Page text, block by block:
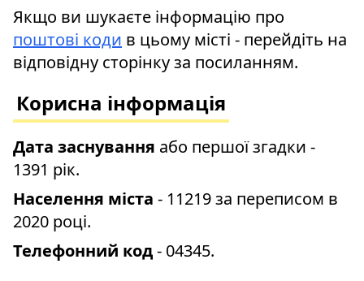
Якщо ви шукаєте інформацію про
поштові коди в цьому місті - перейдіть на
відповідну сторінку за посиланням.
Корисна інформація
Дата заснування або першої згадки -
1391 рік.
Населення міста - 11219 за переписом в
2020 році.
Телефонний код- 04345.